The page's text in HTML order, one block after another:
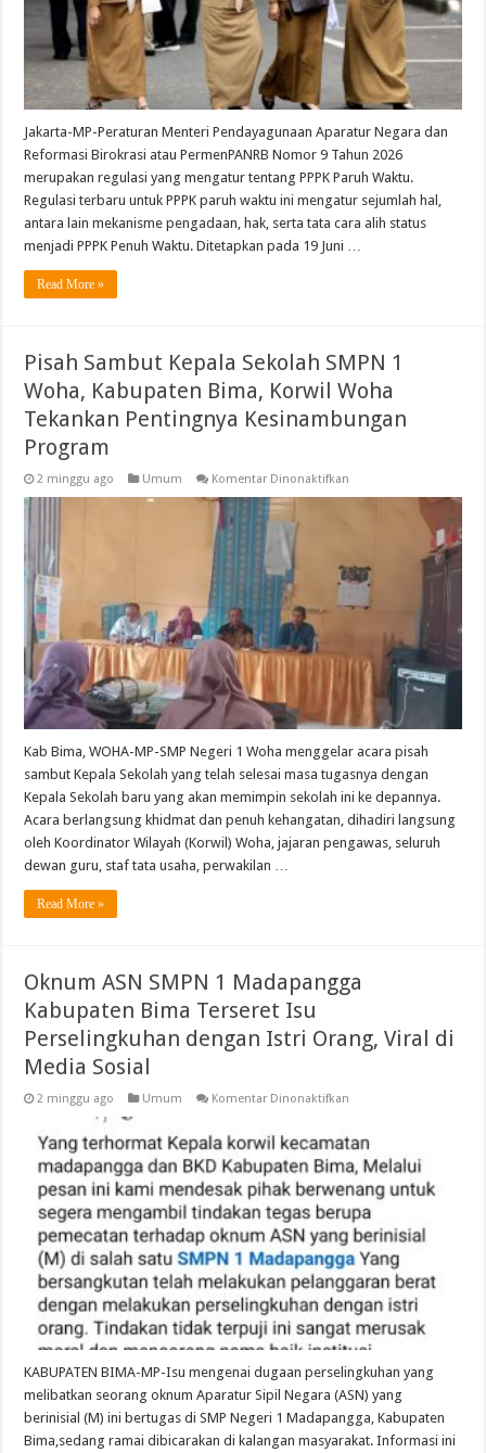
PNS
Jakarta-MP-Peraturan Menteri Pendayagunaan Aparatur Negara dan
Reformasi Birokrasi atau PermenPANRB Nomor 9 Tahun 2026
merupakan regulasi yang mengatur tentang PPPK Paruh Waktu.
Regulasi terbaru untuk PPPK paruh waktu ini mengatur sejumlah hal,
antara lain mekanisme pengadaan, hak, serta tata cara alih status
menjadi PPPK Penuh Waktu. Ditetapkan pada 19 Juni …
Read More »
Pisah Sambut Kepala Sekolah SMPN 1
Woha, Kabupaten Bima, Korwil Woha
Tekankan Pentingnya Kesinambungan
Program
2 minggu ago Umum Komentar Dinonaktifkan
Woha,
Kabupaten
Bima,
Tekankan
Pentingnya
Kesinambungan
Kab Bima, WOHA-MP-SMP Negeri 1 Woha menggelar acara pisah
sambut Kepala Sekolah yang telah selesai masa tugasnya dengan
Kepala Sekolah baru yang akan memimpin sekolah ini ke depannya.
Acara berlangsung khidmat dan penuh kehangatan, dihadiri langsung
oleh Koordinator Wilayah (Korwil) Woha, jajaran pengawas, seluruh
dewan guru, staf tata usaha, perwakilan …
Read More »
Oknum ASN SMPN 1 Madapangga
Kabupaten Bima Terseret Isu
Perselingkuhan dengan Istri Orang, Viral di
Media Sosial
2 minggu ago Umum Komentar Dinonaktifkan
SMPN
1
Madapangga
Kabupaten
Bima
Terseret
Isu
Perselingkuhan
dengan
Istri
Orang,
Viral
di
Media
Sosial
KABUPATEN BIMA-MP-Isu mengenai dugaan perselingkuhan yang
melibatkan seorang oknum Aparatur Sipil Negara (ASN) yang
berinisial (M) ini bertugas di SMP Negeri 1 Madapangga, Kabupaten
Bima,sedang ramai dibicarakan di kalangan masyarakat. Informasi ini